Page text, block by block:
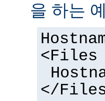
을 하는
</